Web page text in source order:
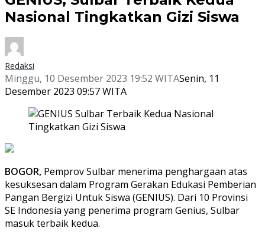
Nasional Tingkatkan Gizi Siswa
Redaksi
Minggu, 10 Desember 2023 19:52 WITASenin, 11
Desember 2023 09:57 WITA
BOGOR, Pemprov Sulbar menerima penghargaan atas
kesuksesan dalam Program Gerakan Edukasi Pemberian
Pangan Bergizi Untuk Siswa (GENIUS). Dari 10 Provinsi
SE Indonesia yang penerima program Genius, Sulbar
masuk terbaik kedua.